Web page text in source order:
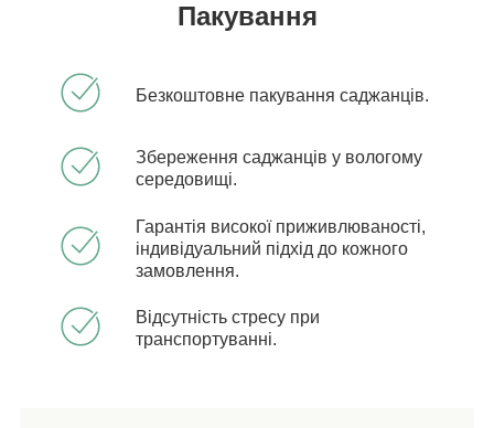
Пакування
Безкоштовне пакування саджанців.
Збереження саджанців у вологому
середовищі.
Гарантія високої приживлюваності,
індивідуальний підхід до кожного
замовлення.
Відсутність стресу при
транспортуванні.